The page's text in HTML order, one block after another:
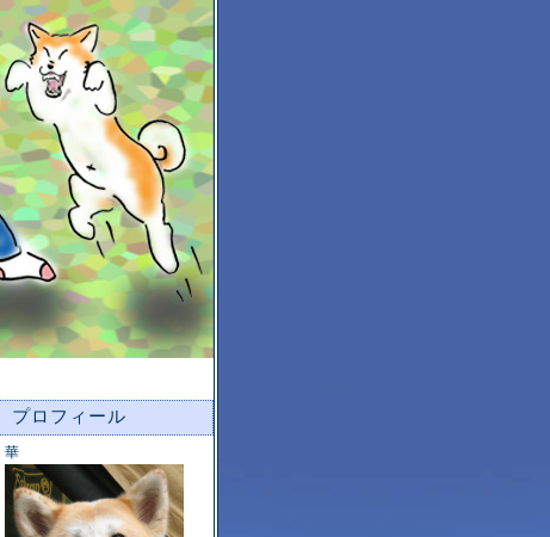
プロフィール
華